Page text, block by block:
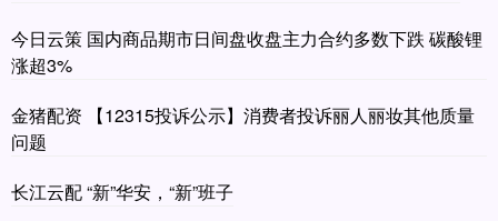
今日云策 国内商品期市日间盘收盘主力合约多数下跌 碳酸锂
涨超3%
金猪配资 【12315投诉公示】消费者投诉丽人丽妆其他质量
问题
长江云配 “新”华安，“新”班子